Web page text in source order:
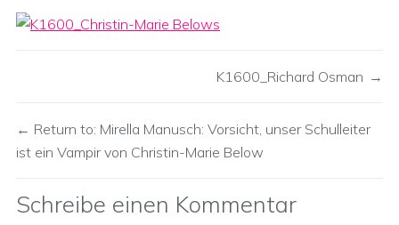
K1600_Richard Osman
Return to: Mirella Manusch: Vorsicht, unser Schulleiter
ist ein Vampir von Christin-Marie Below
Schreibe einen Kommentar